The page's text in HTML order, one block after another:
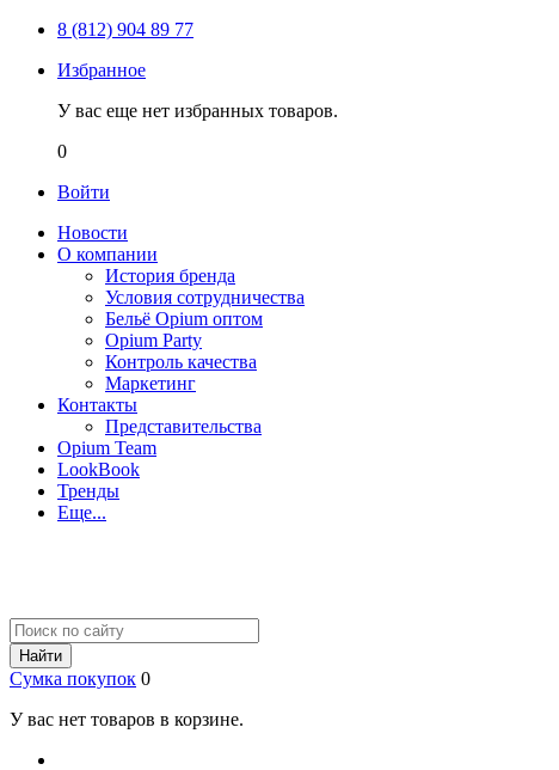
8 (812) 904 89 77
Избранное
У вас еще нет избранных товаров.
0
Войти
Новости
О компании
История бренда
Условия сотрудничества
Бельё Opium оптом
Opium Party
Контроль качества
Маркетинг
Контакты
Представительства
Opium Team
LookBook
Тренды
Еще...
Найти
Сумка покупок 0
У вас нет товаров в корзине.